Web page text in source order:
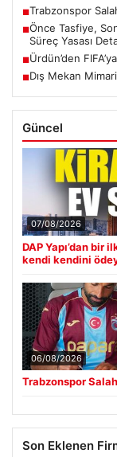
■Trabzonspor
■Önce Tasfiye,
Süreç Yasası
■Ürdün’den
■Dış Mekan
Güncel
07/08/2026
DAP Yapı’dan
kendi kendini
06/08/2026
Trabzonspor
Son Eklenen